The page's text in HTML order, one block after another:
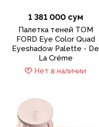
1 381 000 сум
Палетка теней TOM
FORD Eye Color Quad
Eyeshadow Palette - De
La Créme
Нет в наличии